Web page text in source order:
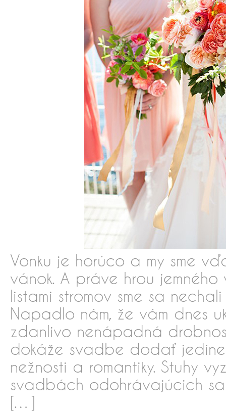
Vonku je horúco a my sme
vánok. A práve hrou
listami stromov sme sa
Napadlo nám, že vám dnes
zdanlivo nenápadná
dokáže svadbe dodať
nežnosti a romantiky. Stuhy
svadbách odohrávajúcich sa
[…]